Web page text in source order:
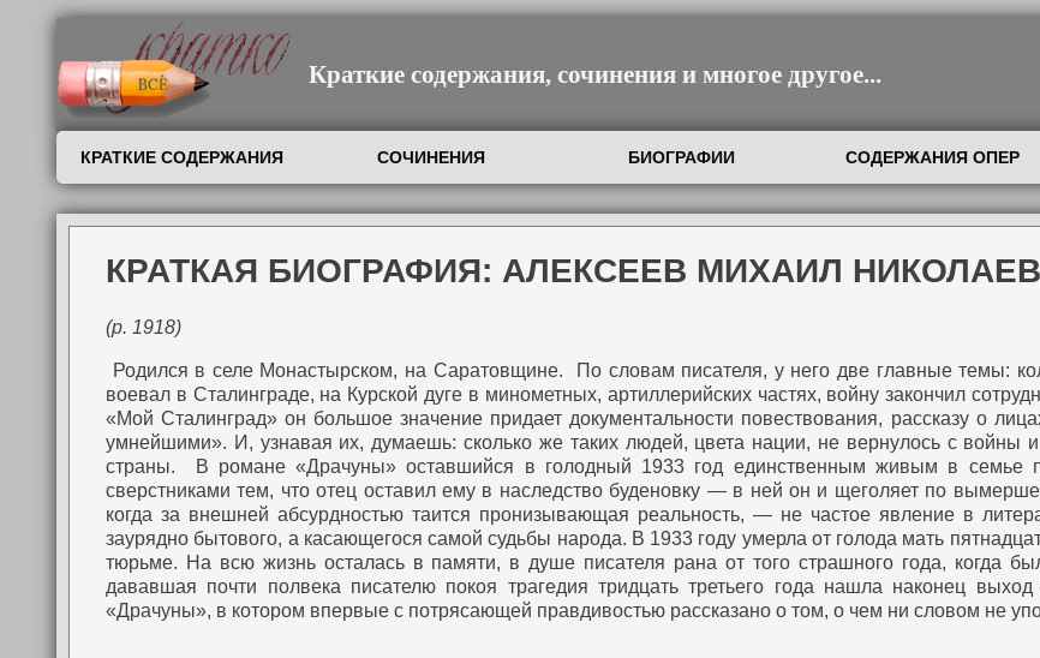
Краткие содержания, сочинения и многое другое...
КРАТКИЕ СОДЕРЖАНИЯ СОЧИНЕНИЯ БИОГРАФИИ СОДЕРЖАНИЯ ОПЕР
КРАТКАЯ БИОГРАФИЯ: АЛЕКСЕЕВ МИХАИЛ
(р. 1918)
Родился в селе Монастырском, на Саратовщине. По словам писателя, у него две главные темы:
воевал в Сталинграде, на Курской дуге в минометных, артиллерийских частях, войну закончил
«Мой Сталинград» он большое значение придает документальности повествования, рассказу о
умнейшими». И, узнавая их, думаешь: сколько же таких людей, цвета нации, не вернулось с войны и
страны. В романе «Драчуны» оставшийся в голодный 1933 год единственным живым в семье
сверстниками тем, что отец оставил ему в наследство буденовку — в ней он и щеголяет по
когда за внешней абсурдностью таится пронизывающая реальность, — не частое явление в
заурядно бытового, а касающегося самой судьбы народа. В 1933 году умерла от голода мать
тюрьме. На всю жизнь осталась в памяти, в душе писателя рана от того страшного года, когда
дававшая почти полвека писателю покоя трагедия тридцать третьего года нашла наконец
«Драчуны», в котором впервые с потрясающей правдивостью рассказано о том, о чем ни словом не